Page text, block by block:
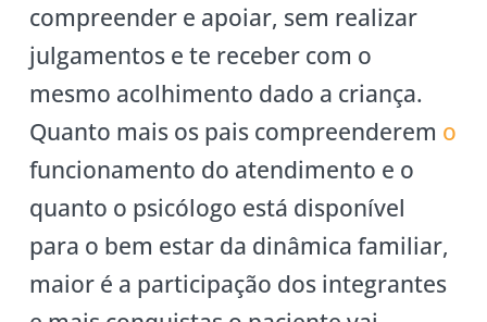
compreender e apoiar, sem realizar
julgamentos e te receber com o
mesmo acolhimento dado a criança.
Quanto mais os pais compreenderem o
funcionamento do atendimento e o
quanto o psicólogo está disponível
para o bem estar da dinâmica familiar,
maior é a participação dos integrantes